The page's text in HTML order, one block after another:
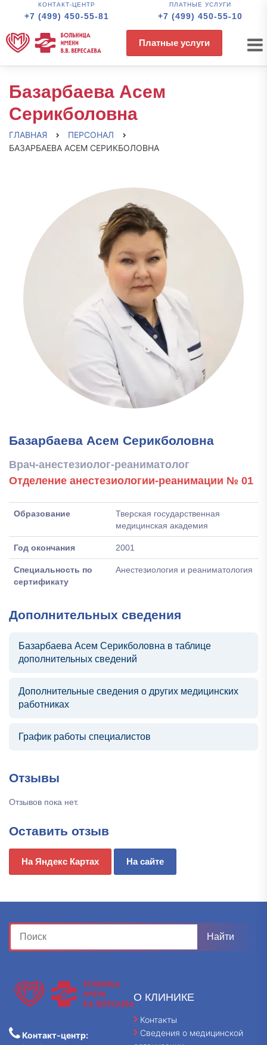
КОНТАКТ-ЦЕНТР
+7 (499) 450-55-81
ПЛАТНЫЕ УСЛУГИ
+7 (499) 450-55-10
Платные услуги
Базарбаева Асем
Серикболовна
ГЛАВНАЯ
ПЕРСОНАЛ
БАЗАРБАЕВА АСЕМ СЕРИКБОЛОВНА
Базарбаева Асем Серикболовна
Врач-анестезиолог-реаниматолог
Отделение анестезиологии-реанимации № 01
Образование
Тверская государственная
медицинская академия
Год окончания 2001
Специальность по
сертификату
Анестезиология и реаниматология
Дополнительных сведения
Базарбаева Асем Серикболовна в таблице
дополнительных сведений
Дополнительные сведения о других медицинских
работниках
График работы специалистов
Отзывы
Отзывов пока нет.
Оставить отзыв
На Яндекс Картах На сайте
Контакт-центр:
О КЛИНИКЕ
Контакты
Сведения о медицинской